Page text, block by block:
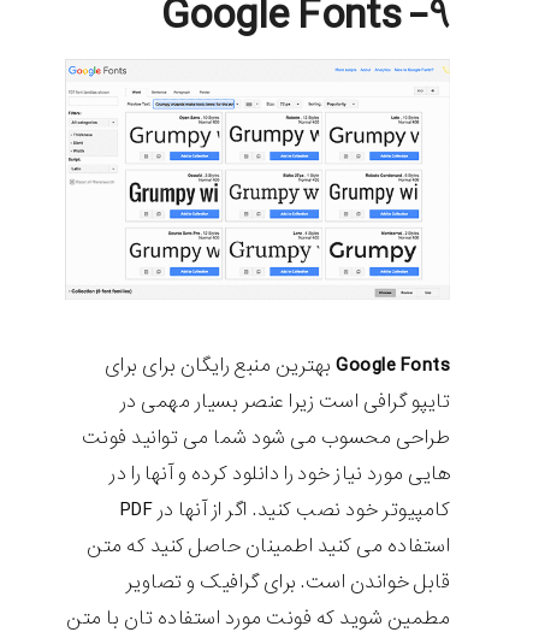
۹- Google Fonts
Google Fonts بهترین منبع رایگان برای برای
تایپو گرافی است زیرا عنصر بسیار مهمی در
طراحی محسوب می شود شما می توانید فونت
هایی مورد نیاز خود را دانلود کرده و آنها را در
کامپیوتر خود نصب کنید. اگر از آنها در PDF
استفاده می کنید اطمینان حاصل کنید که متن
قابل خواندن است. برای گرافیک و تصاویر
مطمین شوید که فونت مورد استفاده تان با متن